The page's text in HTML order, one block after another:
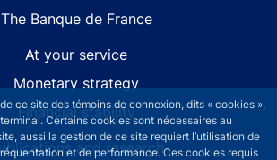
ce site des témoins de connexion, dits « cookies »,
Certains cookies sont nécessaires au
aussi la gestion de ce site requiert l’utilisation de
et de performance. Ces cookies requis
The Banque de France
At your service
Monetary strategy
Financial stability
and research